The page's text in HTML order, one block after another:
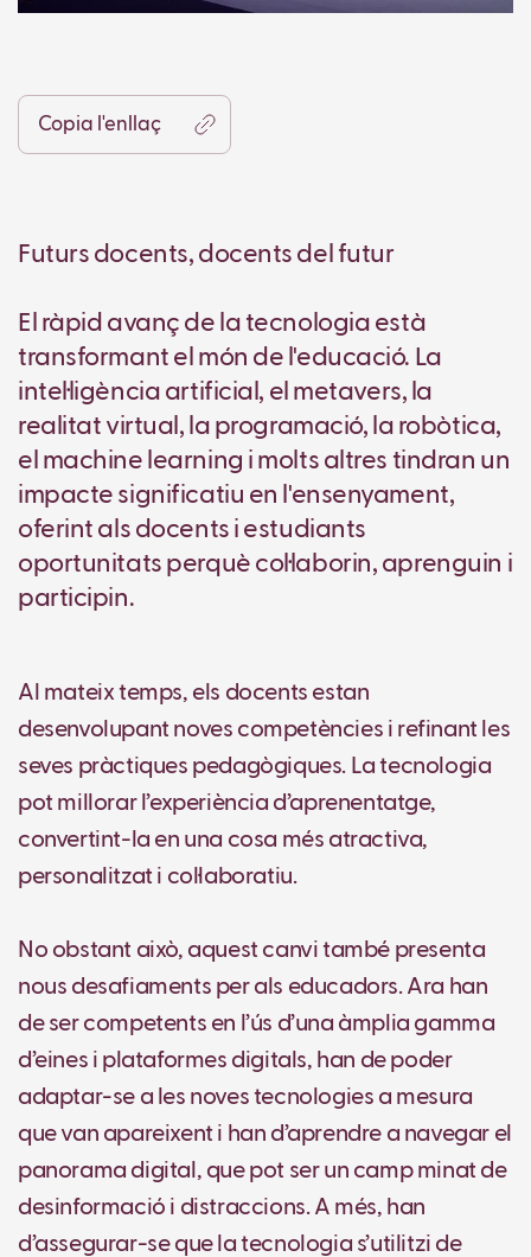
Copia l'enllaç
Futurs docents, docents del futur
El ràpid avanç de la tecnologia està
transformant el món de l'educació. La
intel·ligència artificial, el metavers, la
realitat virtual, la programació, la robòtica,
el machine learning i molts altres tindran un
impacte significatiu en l'ensenyament,
oferint als docents i estudiants
oportunitats perquè col·laborin, aprenguin i
participin.
Al mateix temps, els docents estan
desenvolupant noves competències i refinant les
seves pràctiques pedagògiques. La tecnologia
pot millorar l’experiència d’aprenentatge,
convertint-la en una cosa més atractiva,
personalitzat i col·laboratiu.
No obstant això, aquest canvi també presenta
nous desafiaments per als educadors. Ara han
de ser competents en l’ús d’una àmplia gamma
d’eines i plataformes digitals, han de poder
adaptar-se a les noves tecnologies a mesura
que van apareixent i han d’aprendre a navegar el
panorama digital, que pot ser un camp minat de
desinformació i distraccions. A més, han
d’assegurar-se que la tecnologia s’utilitzi de